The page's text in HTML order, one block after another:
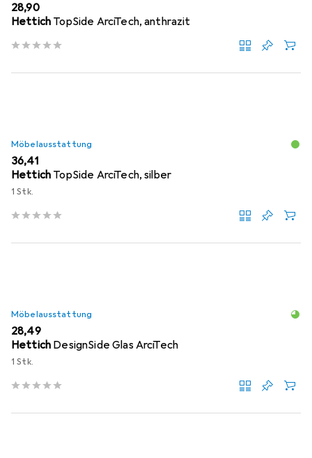
EUR
28,90
Hettich TopSide ArciTech, anthrazit
Möbelausstattung
EUR
36,41
Hettich TopSide ArciTech, silber
1 Stk.
Möbelausstattung
EUR
28,49
Hettich DesignSide Glas ArciTech
1 Stk.